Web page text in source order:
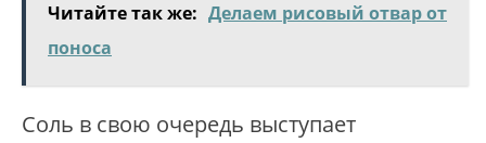
Читайте так же: Делаем рисовый отвар от
поноса
Соль в свою очередь выступает